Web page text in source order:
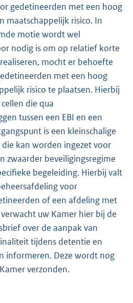
gedetineerden met een hoog
maatschappelijk risico. In
motie wordt wel
nodig is om op relatief korte
mocht er behoefte
met een hoog
risico te plaatsen. Hierbij
die qua
tussen een EBI en een
is een kleinschalige
kan worden ingezet voor
zwaarder beveiligingsregime
begeleiding. Hierbij valt
voor
of een afdeling met
uw Kamer hier bij de
over de aanpak van
tijdens detentie en
informeren. Deze wordt nog
verzonden.